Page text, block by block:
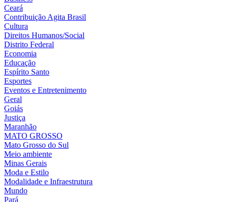
Ceará
Contribuição Agita Brasil
Cultura
Direitos Humanos/Social
Distrito Federal
Economia
Educação
Espírito Santo
Esportes
Eventos e Entretenimento
Geral
Goiás
Justiça
Maranhão
MATO GROSSO
Mato Grosso do Sul
Meio ambiente
Minas Gerais
Moda e Estilo
Modalidade e Infraestrutura
Mundo
Pará